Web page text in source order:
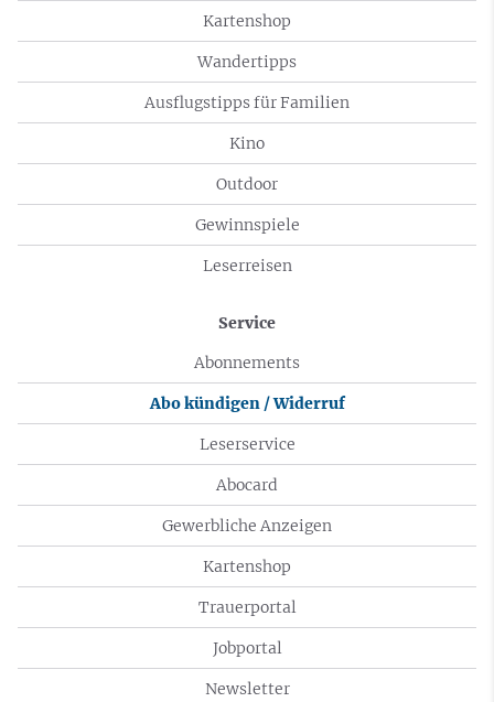
Kartenshop
Wandertipps
Ausflugstipps für Familien
Kino
Outdoor
Gewinnspiele
Leserreisen
Service
Abonnements
Abo kündigen / Widerruf
Leserservice
Abocard
Gewerbliche Anzeigen
Kartenshop
Trauerportal
Jobportal
Newsletter